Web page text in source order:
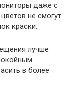
даже с
не смогут
краски.
лучше
в более